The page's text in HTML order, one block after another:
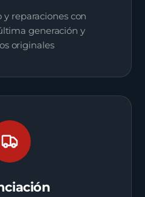
reparaciones con
generación y
originales